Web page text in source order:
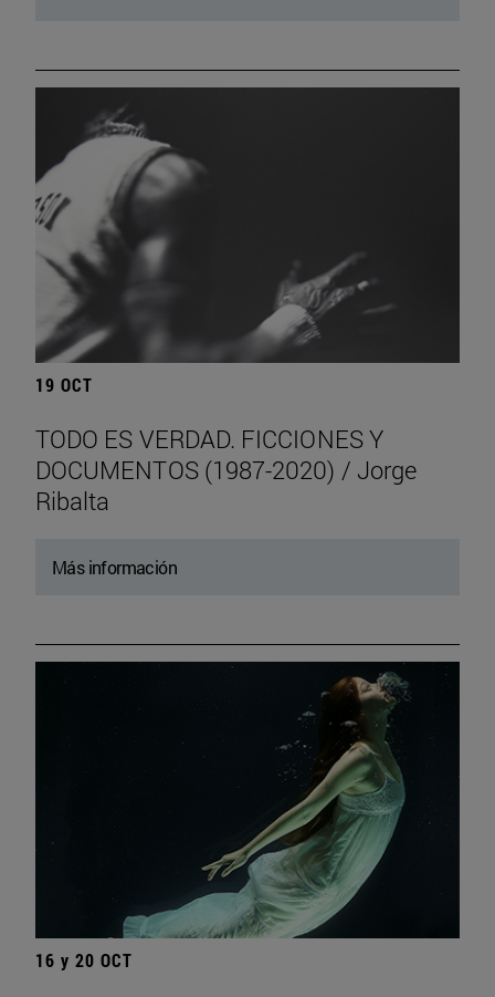
19 OCT
TODO ES VERDAD. FICCIONES Y
DOCUMENTOS (1987-2020) / Jorge
Ribalta
Más información
16 y 20 OCT